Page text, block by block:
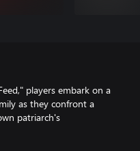
players embark on a
as they confront a
patriarch's